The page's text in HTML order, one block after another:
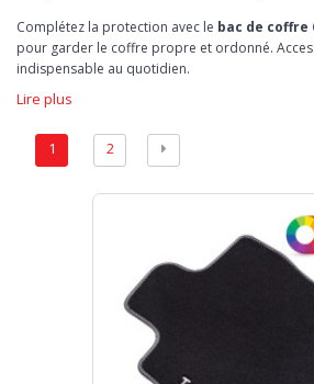
Complétez la protection avec le bac de coffre
pour garder le coffre propre et ordonné.
indispensable au quotidien.
Lire plus
1 2